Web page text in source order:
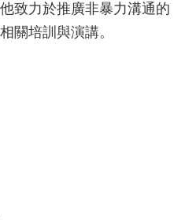
致力於推廣非暴力溝通的
關培訓與演講。